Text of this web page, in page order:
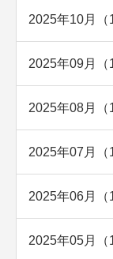
2025年10月（1
2025年09月（1
2025年08月（1
2025年07月（1
2025年06月（1
2025年05月（1